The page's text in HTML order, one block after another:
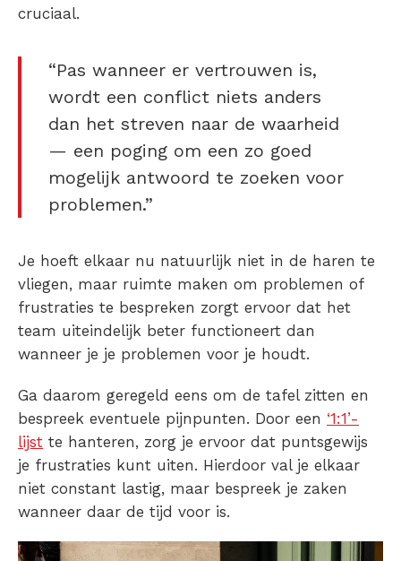
cruciaal.
“Pas wanneer er vertrouwen is,
wordt een conflict niets anders
dan het streven naar de waarheid
— een poging om een zo goed
mogelijk antwoord te zoeken voor
problemen.”
Je hoeft elkaar nu natuurlijk niet in de haren te
vliegen, maar ruimte maken om problemen of
frustraties te bespreken zorgt ervoor dat het
team uiteindelijk beter functioneert dan
wanneer je je problemen voor je houdt.
Ga daarom geregeld eens om de tafel zitten en
bespreek eventuele pijnpunten. Door een ‘1:1’-
lijst te hanteren, zorg je ervoor dat puntsgewijs
je frustraties kunt uiten. Hierdoor val je elkaar
niet constant lastig, maar bespreek je zaken
wanneer daar de tijd voor is.